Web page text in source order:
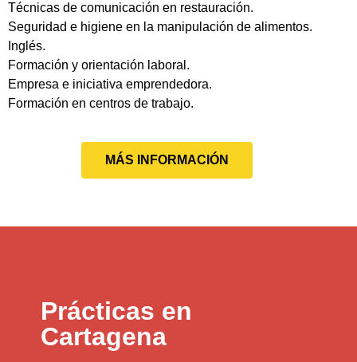
Técnicas de comunicación en restauración.
Seguridad e higiene en la manipulación de alimentos.
Inglés.
Formación y orientación laboral.
Empresa e iniciativa emprendedora.
Formación en centros de trabajo.
MÁS INFORMACIÓN
Prácticas en
Cartagena